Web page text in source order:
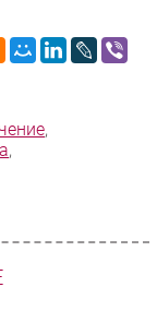
,
,